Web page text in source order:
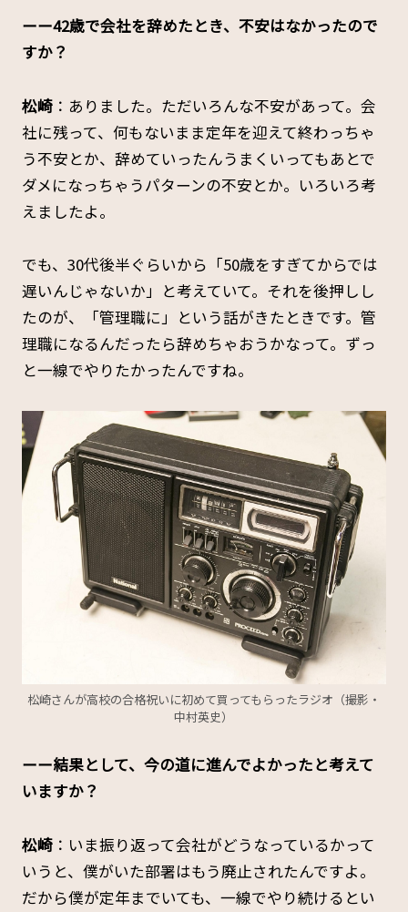
ーー42歳で会社を辞めたとき、不安はなかったので
すか？
松崎：ありました。ただいろんな不安があって。会
社に残って、何もないまま定年を迎えて終わっちゃ
う不安とか、辞めていったんうまくいってもあとで
ダメになっちゃうパターンの不安とか。いろいろ考
えましたよ。
でも、30代後半ぐらいから「50歳をすぎてからでは
遅いんじゃないか」と考えていて。それを後押しし
たのが、「管理職に」という話がきたときです。管
理職になるんだったら辞めちゃおうかなって。ずっ
と一線でやりたかったんですね。
松崎さんが高校の合格祝いに初めて買ってもらったラジオ（撮影・
中村英史）
ーー結果として、今の道に進んでよかったと考えて
いますか？
松崎：いま振り返って会社がどうなっているかって
いうと、僕がいた部署はもう廃止されたんですよ。
だから僕が定年までいても、一線でやり続けるとい